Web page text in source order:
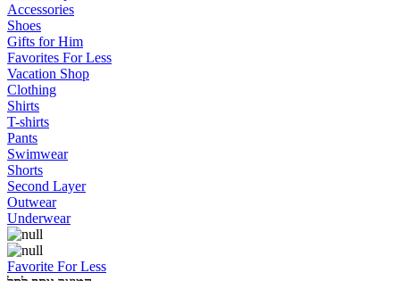
Accessories
Shoes
Gifts for Him
Favorites For Less
Vacation Shop
Clothing
Shirts
T-shirts
Pants
Swimwear
Shorts
Second Layer
Outwear
Underwear
Favorite For Less